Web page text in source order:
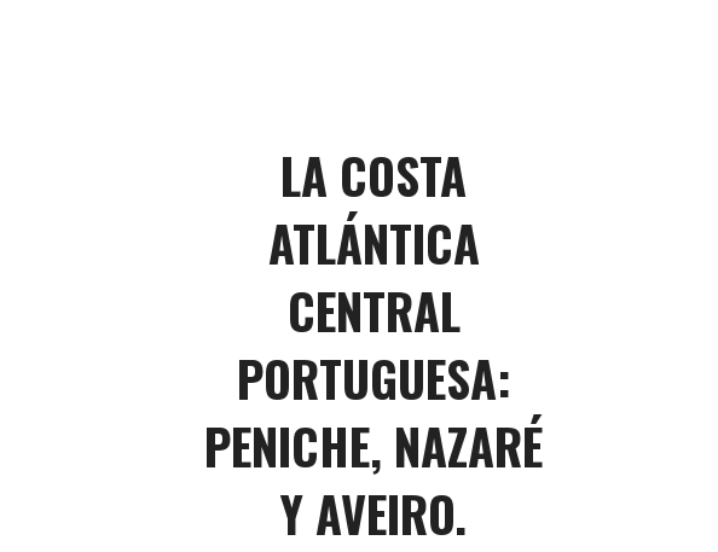
LA COSTA
ATLÁNTICA
CENTRAL
PORTUGUESA:
PENICHE, NAZARÉ
Y AVEIRO.